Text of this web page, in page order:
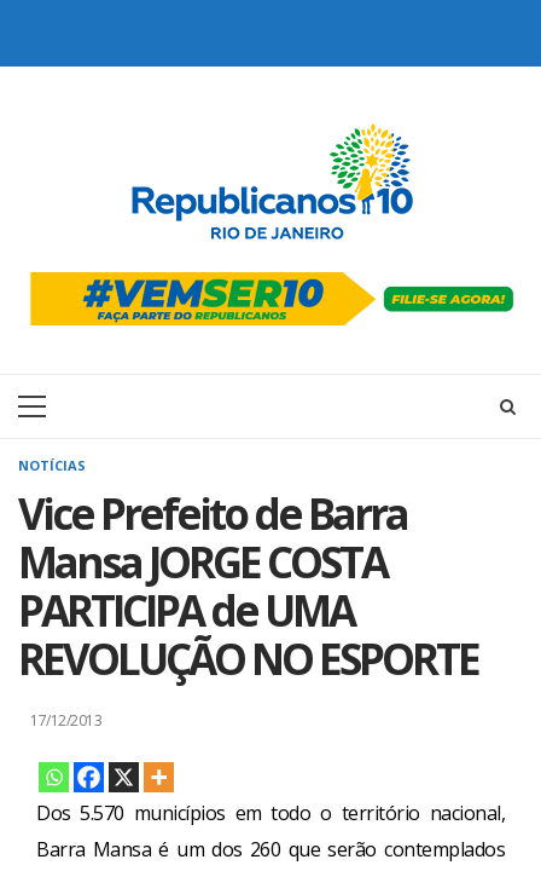
Primary
NOTÍCIAS
Vice Prefeito de Barra
Mansa JORGE COSTA
PARTICIPA de UMA
REVOLUÇÃO NO ESPORTE
17/12/2013
Dos 5.570 municípios em todo o território nacional,
Barra Mansa é um dos 260 que serão contemplados